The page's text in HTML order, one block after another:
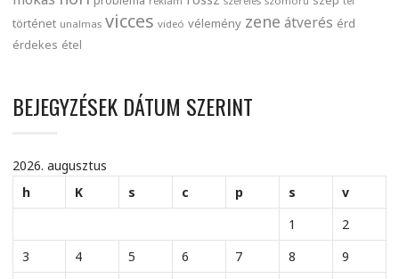
történet unalmas vicces videó vélemény zene átverés érd
érdekes étel
BEJEGYZÉSEK DÁTUM SZERINT
2026. augusztus
h
K s c p s
v
1
2
3
4 5 6 7 8
9